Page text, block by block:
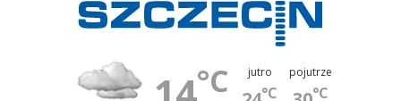
°C jutro
°C
pojutrze
°C